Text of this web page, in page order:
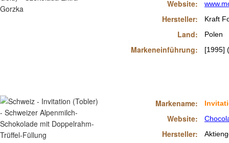
Markename:
Website:
Hersteller:
Kraft
Polen
[1995]
Website:
Hersteller:
Land:
Markeneinführung: